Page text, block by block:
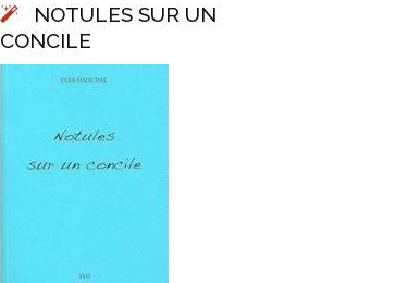
NOTULES SUR UN
CONCILE